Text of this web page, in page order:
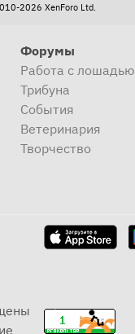
2026 XenForo Ltd.
Форумы
Работа с лошадью
Трибуна
События
Ветеринария
Творчество